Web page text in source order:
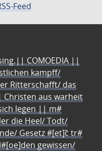
Feed
COMOEDIA ||
kampff/
Ritterschafft/ das
aus warheit
legen || m#
die Heel/ Todt/
Gesetz #[et]c̃ tr#
gewissen/